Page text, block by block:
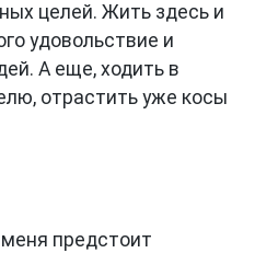
целей. Жить здесь и
удовольствие и
А еще, ходить в
отрастить уже косы
предстоит